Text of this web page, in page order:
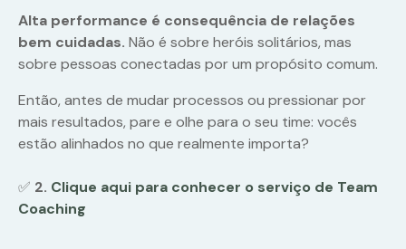
Alta performance é consequência de relações
bem cuidadas. Não é sobre heróis solitários, mas
sobre pessoas conectadas por um propósito comum.
Então, antes de mudar processos ou pressionar por
mais resultados, pare e olhe para o seu time: vocês
estão alinhados no que realmente importa?
✅ 2. Clique aqui para conhecer o serviço de Team
Coaching